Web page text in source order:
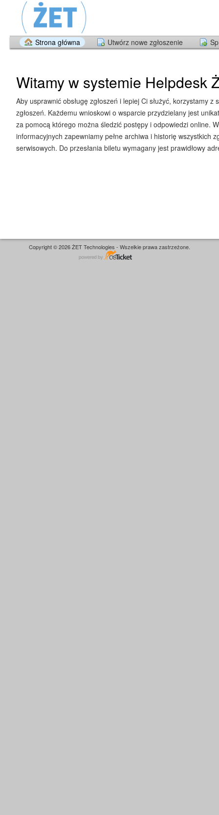
Strona główna Utwórz nowe zgłoszenie
Witamy w systemie Helpdesk
Aby usprawnić obsługę zgłoszeń i lepiej Ci służyć, korzystamy z
zgłoszeń. Każdemu wnioskowi o wsparcie przydzielany jest
za pomocą którego można śledzić postępy i odpowiedzi online.
informacyjnych zapewniamy pełne archiwa i historię wszystkich
serwisowych. Do przesłania biletu wymagany jest prawidłowy
Copyright © 2026 ŻET Technologies - Wszelkie prawa zastrzeżone.